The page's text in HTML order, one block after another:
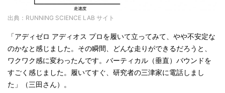
出典：RUNNING SCIENCE LAB サイト
「アディゼロ アディオス プロを履いて立ってみて、やや不安定な
のかなと感じました。その瞬間、どんな走りができるだろうと、
ワクワク感に変わったんです。バーティカル（垂直）バウンドを
すごく感じました。履いてすぐ、研究者の三津家に電話しまし
た」（三田さん）。